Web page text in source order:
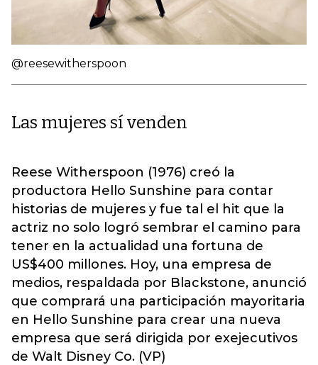
@reesewitherspoon
Las mujeres sí venden
Reese Witherspoon (1976) creó la
productora Hello Sunshine para contar
historias de mujeres y fue tal el hit que la
actriz no solo logró sembrar el camino para
tener en la actualidad una fortuna de
US$400 millones. Hoy, una empresa de
medios, respaldada por Blackstone, anunció
que comprará una participación mayoritaria
en Hello Sunshine para crear una nueva
empresa que será dirigida por exejecutivos
de Walt Disney Co. (VP)